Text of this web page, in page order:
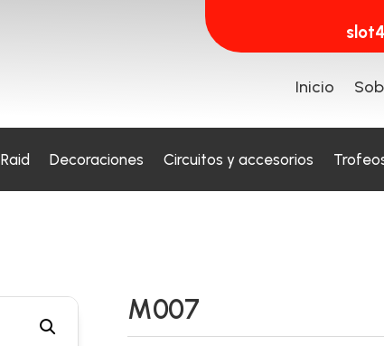
Inicio
Raid Decoraciones Circuitos y accesorios
M007